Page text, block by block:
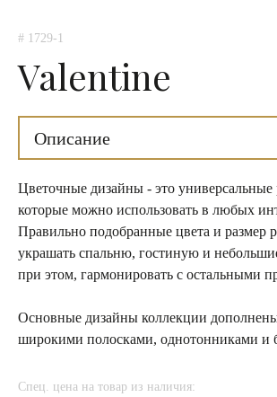
# 1729-1
Valentine
Описание
Цветочные дизайны - это универсальные
которые можно использовать в любых
Правильно подобранные цвета и размер
украшать спальню, гостиную и
при этом, гармонировать с остальными
Основные дизайны коллекции
широкими полосками, однотонниками и
Спец. цена на товар из наличия: